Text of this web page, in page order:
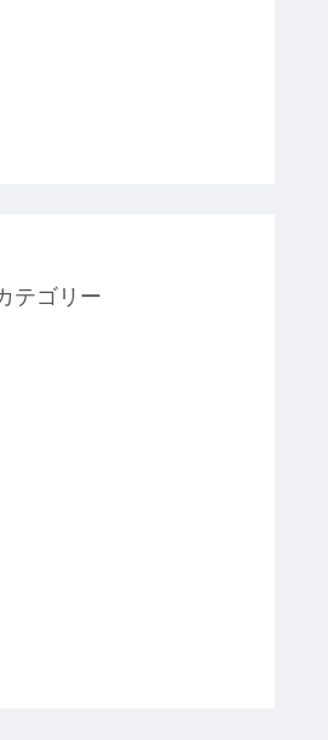
テゴリー